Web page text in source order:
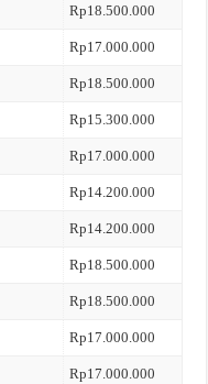
Rp18.500.000
Rp17.000.000
Rp18.500.000
Rp15.300.000
Rp17.000.000
Rp14.200.000
Rp14.200.000
Rp18.500.000
Rp18.500.000
Rp17.000.000
Rp17.000.000